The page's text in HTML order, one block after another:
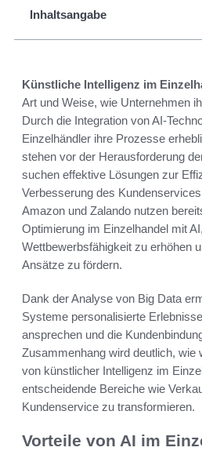
Inhaltsangabe
Künstliche Intelligenz im
Art und Weise, wie Unternehmen
Durch die Integration von AI-
Einzelhändler ihre Prozesse
stehen vor der Herausforderung
suchen effektive Lösungen zur
Verbesserung des
Amazon und Zalando nutzen
Optimierung im Einzelhandel mit
Wettbewerbsfähigkeit zu erhöhen
Ansätze zu fördern.
Dank der Analyse von Big Data
Systeme personalisierte
ansprechen und die
Zusammenhang wird deutlich, wie
von künstlicher Intelligenz im
entscheidende Bereiche wie
Kundenservice zu transformieren.
Vorteile von AI im